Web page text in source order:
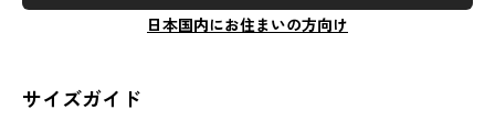
日本国内にお住まいの方向け
サイズガイド